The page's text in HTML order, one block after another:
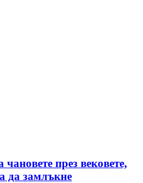
през вековете,
да замлъкне